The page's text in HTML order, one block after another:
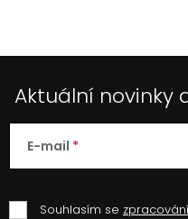
Aktuální novinky
E-mail
Souhlasím se